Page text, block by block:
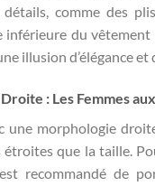
comme des
inférieure du vêtement
illusion d’élégance et
: Les Femmes
une morphologie
étroites que la taille.
recommandé de